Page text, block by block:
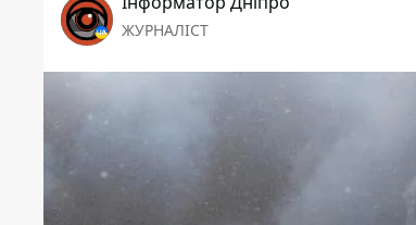
ЖУРНАЛІСТ